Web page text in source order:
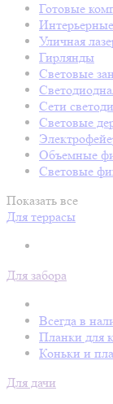
Готовые
Уличная
Гирлянды
Световые
Сети
Световые
Объемные
Световые
Показать все
Для террасы
Для забора
Всегда в
Планки для
Коньки и
Для дачи